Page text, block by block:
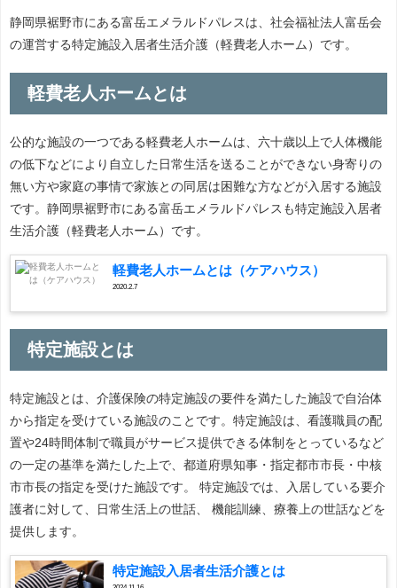
静岡県裾野市にある富岳エメラルドパレスは、社会福祉法人富岳会
の運営する特定施設入居者生活介護（軽費老人ホーム）です。
軽費老人ホームとは
公的な施設の一つである軽費老人ホームは、六十歳以上で人体機能
の低下などにより自立した日常生活を送ることができない身寄りの
無い方や家庭の事情で家族との同居は困難な方などが入居する施設
です。静岡県裾野市にある富岳エメラルドパレスも特定施設入居者
生活介護（軽費老人ホーム）です。
軽費老人ホームとは（ケアハウス）
2020.2.7
特定施設とは
特定施設とは、介護保険の特定施設の要件を満たした施設で自治体
から指定を受けている施設のことです。特定施設は、看護職員の配
置や24時間体制で職員がサービス提供できる体制をとっているなど
の一定の基準を満たした上で、都道府県知事・指定都市市長・中核
市市長の指定を受けた施設です。 特定施設では、入居している要介
護者に対して、日常生活上の世話、 機能訓練、療養上の世話などを
提供します。
特定施設入居者生活介護とは